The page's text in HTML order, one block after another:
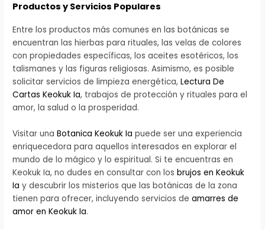
Productos y Servicios Populares
Entre los productos más comunes en las botánicas se
encuentran las hierbas para rituales, las velas de colores
con propiedades específicas, los aceites esotéricos, los
talismanes y las figuras religiosas. Asimismo, es posible
solicitar servicios de limpieza energética,Lectura De
Cartas Keokuk Ia, trabajos de protección y rituales para el
amor, la salud o la prosperidad.
Visitar unaBotanica Keokuk Iapuede ser una experiencia
enriquecedora para aquellos interesados en explorar el
mundo de lo mágico y lo espiritual. Si te encuentras en
Keokuk Ia, no dudes en consultar con losbrujos en Keokuk
Ia y descubrir los misterios que las botánicas de la zona
tienen para ofrecer, incluyendo servicios deamarres de
amor en Keokuk Ia.